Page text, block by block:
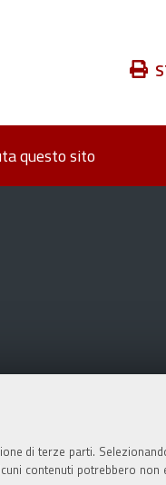
di terze parti.
contenuti potrebbero
Azioni
questo sito